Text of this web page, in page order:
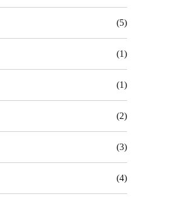
(5)
(1)
(1)
(2)
(3)
(4)